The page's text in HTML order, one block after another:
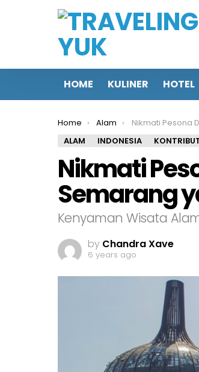
HOME KULINER HOTEL
You are here:
Home Alam
Nikmati Pesona Dusun
ALAM
INDONESIA
Nikmati
Semarang
Kenyaman Wisata
by Chandra Xave
6 years ago